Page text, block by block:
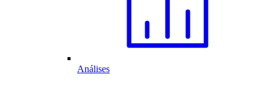
Análises